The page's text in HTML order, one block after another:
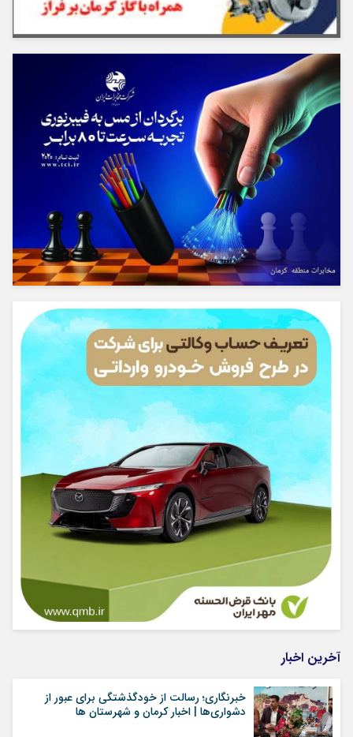
آخرین اخبار
خبرنگاری؛ رسالت از خودگذشتگی برای عبور از
دشواری‌ها | اخبار کرمان و شهرستان ها